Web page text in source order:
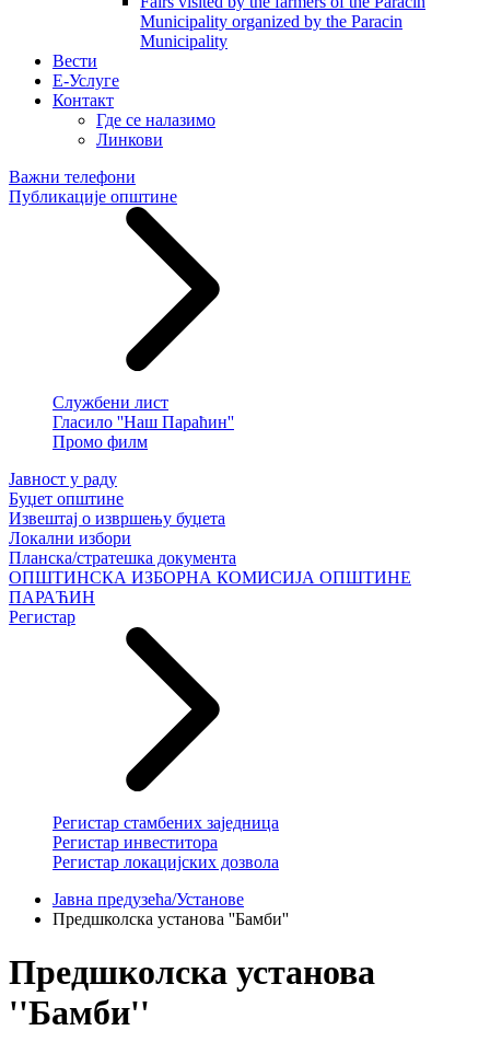
Municipality organized by the Paracin
Municipality
Вести
E-Услуге
Контакт
Где се налазимо
Линкови
Важни телефони
Публикације општине
Службени лист
Гласило ''Наш Параћин''
Промо филм
Јавност у раду
Буџет општине
Извештај о извршењу буџета
Локални избори
Планска/стратешка документа
ОПШТИНСКА ИЗБОРНА КОМИСИЈА ОПШТИНЕ
ПАРАЋИН
Регистар
Регистар стамбених заједница
Регистар инвеститора
Регистар локацијских дозвола
Јавна предузећа/Установе
Предшколска установа ''Бамби''
Предшколска установа
''Бамби''